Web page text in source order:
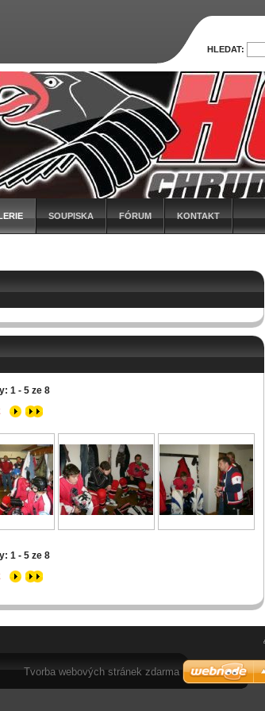
SOUPISKA FÓRUM KONTAKT
1 - 5 ze 8
1 - 5 ze 8
HLEDAT:
Tvorba webových stránek zdarma